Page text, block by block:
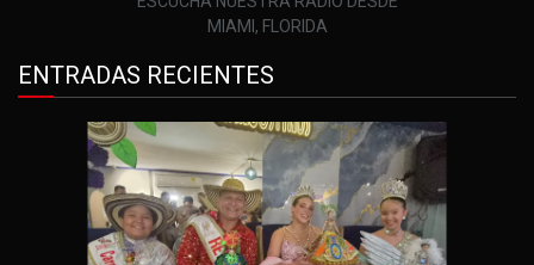
MIAMI, FLORIDA
ENTRADAS RECIENTES